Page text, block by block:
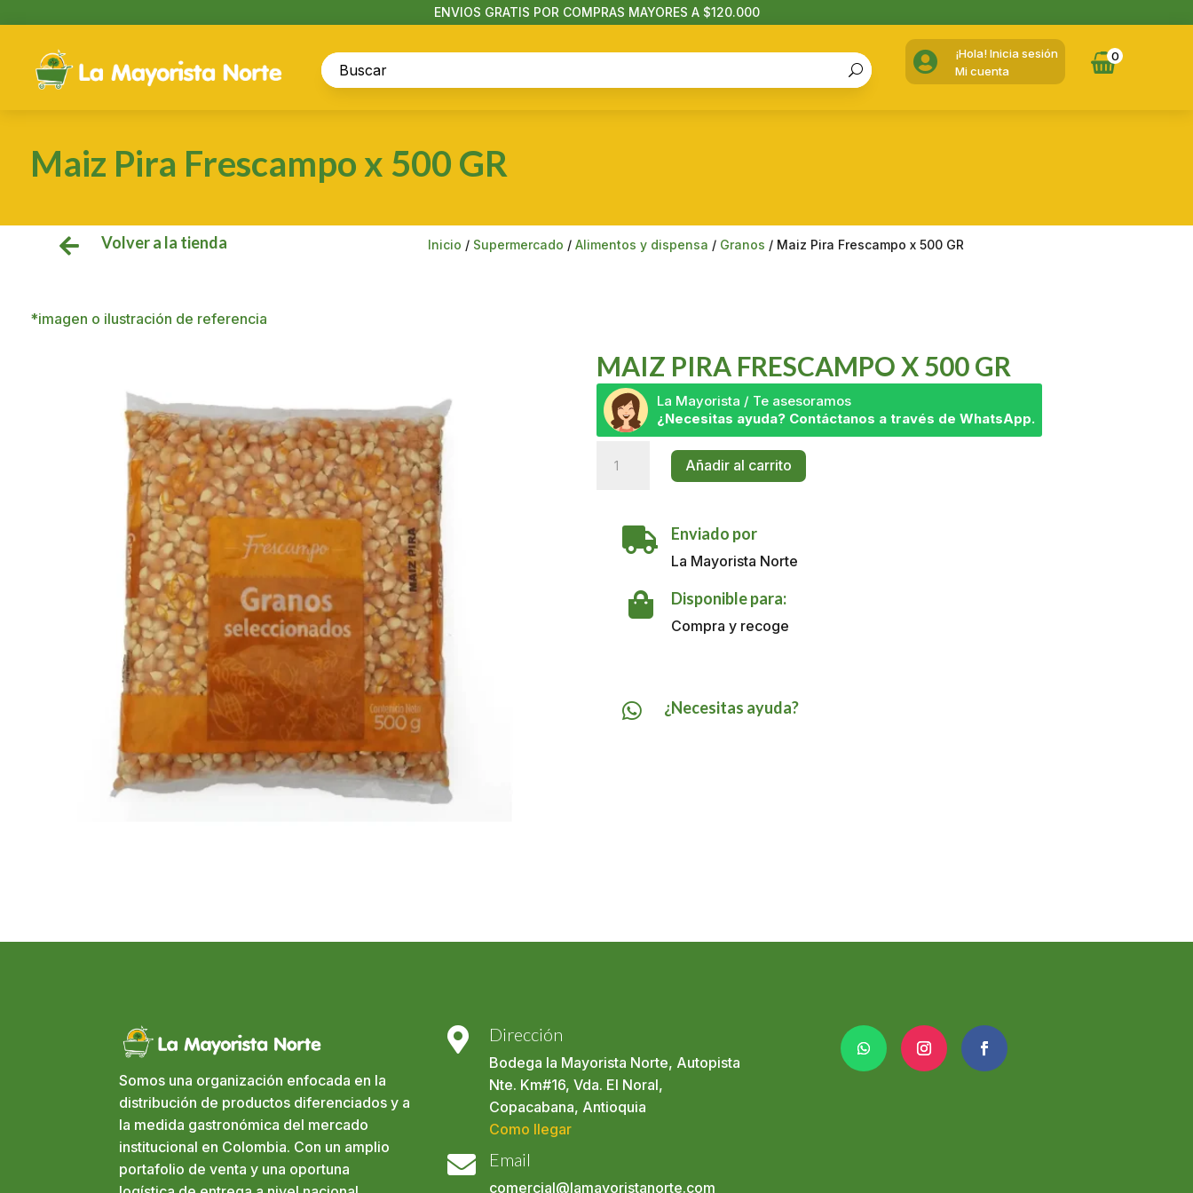
ENVIOS GRATIS POR COMPRAS MAYORES A $120.000

¡Hola! Inicia sesión
Mi cuenta
0
Maiz Pira Frescampo x 500 GR
 Volver a la tienda Inicio / Supermercado /Alimentos y dispensa / Granos / Maiz Pira Frescampo x 500 GR
*imagen o ilustración de referencia
MAIZ PIRA FRESCAMPO X 500 GR
La Mayorista / Te asesoramos
¿Necesitas ayuda? Contáctanos a través de WhatsApp.
Pira
Añadir al carrito
 Enviado por
La Mayorista Norte
 Disponible para:
Compra y recoge
 ¿Necesitas ayuda?
Somos una organización enfocada en la
distribución de productos diferenciados y a
la medida gastronómica del mercado
institucional en Colombia. Con un amplio
portafolio de venta y una oportuna
 Dirección
Bodega la Mayorista Norte, Autopista
Nte. Km#16, Vda. El Noral,
Copacabana, Antioquia
Como llegar
 Email
comercial@lamayoristanorte.com